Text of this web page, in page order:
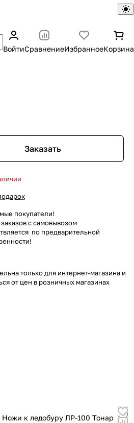
ВойтиСравнениеИзбранноеКорзина
Заказать
покупатели!
с самовывозом
по предварительной
только для интернет-магазина и
от цен в розничных магазинах
Ножи к ледобуру ЛР-100 Тонар